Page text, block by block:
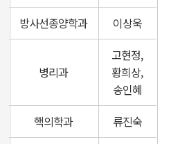
방사선종양학과 이상욱
병리과
고현정,
황희상,
송인혜
핵의학과
류진숙